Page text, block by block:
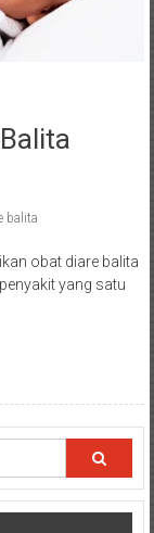
balita
obat diare balita
yang satu